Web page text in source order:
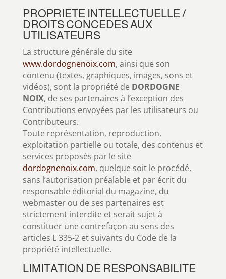
PROPRIETE INTELLECTUELLE /
DROITS CONCEDES AUX
UTILISATEURS
La structure générale du site
www.dordognenoix.com, ainsi que son
contenu (textes, graphiques, images, sons et
vidéos), sont la propriété de DORDOGNE
NOIX, de ses partenaires à l’exception des
Contributions envoyées par les utilisateurs ou
Contributeurs.
Toute représentation, reproduction,
exploitation partielle ou totale, des contenus et
services proposés par le site
dordognenoix.com, quelque soit le procédé,
sans l’autorisation préalable et par écrit du
responsable éditorial du magazine, du
webmaster ou de ses partenaires est
strictement interdite et serait sujet à
constituer une contrefaçon au sens des
articles L 335-2 et suivants du Code de la
propriété intellectuelle.
LIMITATION DE RESPONSABILITE